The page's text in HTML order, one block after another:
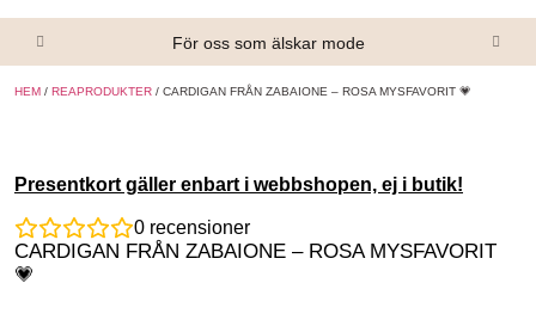
För oss som älskar mode
HEM / REAPRODUKTER / CARDIGAN FRÅN ZABAIONE – ROSA MYSFAVORIT 💗
Presentkort gäller enbart i webbshopen, ej i butik!
0 recensioner
CARDIGAN FRÅN ZABAIONE – ROSA MYSFAVORIT
💗